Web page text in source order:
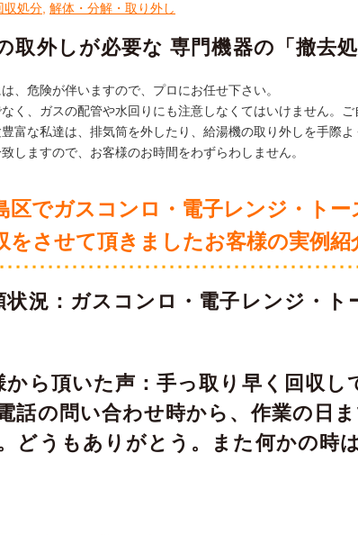
収処分 解体・分解・取り外し
取外しが必要な 専門機器の「撤去
、危険が伴いますので、プロにお任せ下さい。
く、ガスの配管や水回りにも注意しなくてはいけません。
富な私達は、排気筒を外したり、給湯機の取り外しを手際
しますので、お客様のお時間をわずらわしません。
区でガスコンロ・電子レンジ・ト
をさせて頂きましたお客様の実例紹
状況：ガスコンロ・電子レンジ・ト
から頂いた声：手っ取り早く回収し
話の問い合わせ時から、作業の日
どうもありがとう。また何かの時